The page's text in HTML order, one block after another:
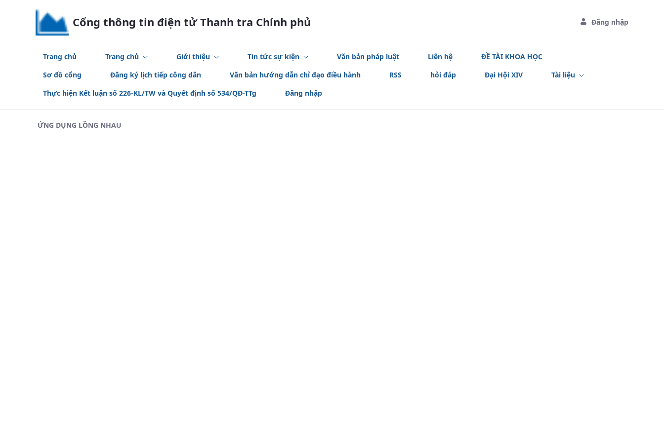
Skip to Main Content
Cổng thông tin điện tử Thanh tra Chính phủ Đăng nhập
Trang chủ Trang chủ Giới thiệu Tin tức sự kiện Văn bản pháp luật Liên hệ
ĐỀ TÀI KHOA HỌC
Sơ đồ cổng
Đăng ký lịch tiếp công dân Văn bản hướng dẫn chỉ đạo điều hành RSS hỏi đáp Đại Hội XIV
Tài liệu
Thực hiện Kết luận số 226-KL/TW và Quyết định số 534/QĐ-TTg
Đăng nhập
ỨNG DỤNG LỒNG NHAU